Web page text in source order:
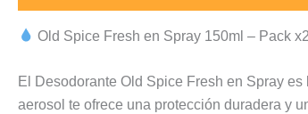
Old Spice Fresh en Spray 150ml – Pack
El Desodorante Old Spice Fresh en Spray
aerosol te ofrece una protección duradera y